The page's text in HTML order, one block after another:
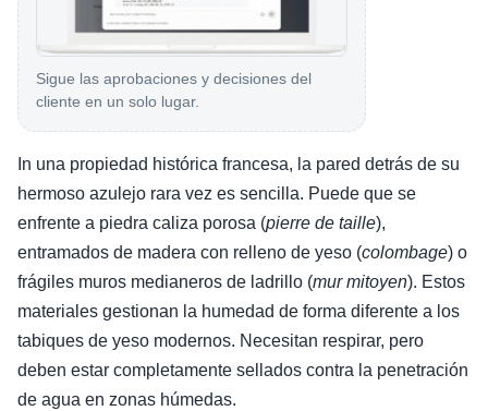
Sigue las aprobaciones y decisiones del
cliente en un solo lugar.
In una propiedad histórica francesa, la pared detrás de su
hermoso azulejo rara vez es sencilla. Puede que se
enfrente a piedra caliza porosa (pierre de taille),
entramados de madera con relleno de yeso (colombage) o
frágiles muros medianeros de ladrillo (mur mitoyen). Estos
materiales gestionan la humedad de forma diferente a los
tabiques de yeso modernos. Necesitan respirar, pero
deben estar completamente sellados contra la penetración
de agua en zonas húmedas.